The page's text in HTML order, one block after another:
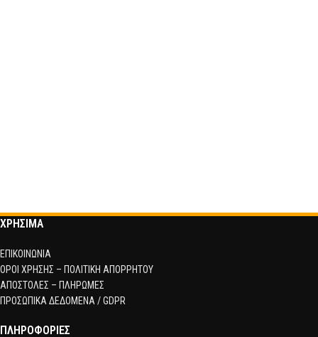
ΧΡΗΣΙΜΑ
ΕΠΙΚΟΙΝΩΝΙΑ
ΟΡΟΙ ΧΡΗΣΗΣ – ΠΟΛΙΤΙΚΗ ΑΠΟΡΡΗΤΟΥ
ΑΠΟΣΤΟΛΕΣ – ΠΛΗΡΩΜΕΣ
ΠΡΟΣΩΠΙΚΑ ΔΕΔΟΜΕΝΑ / GDPR
ΠΛΗΡΟΦΟΡΙΕΣ